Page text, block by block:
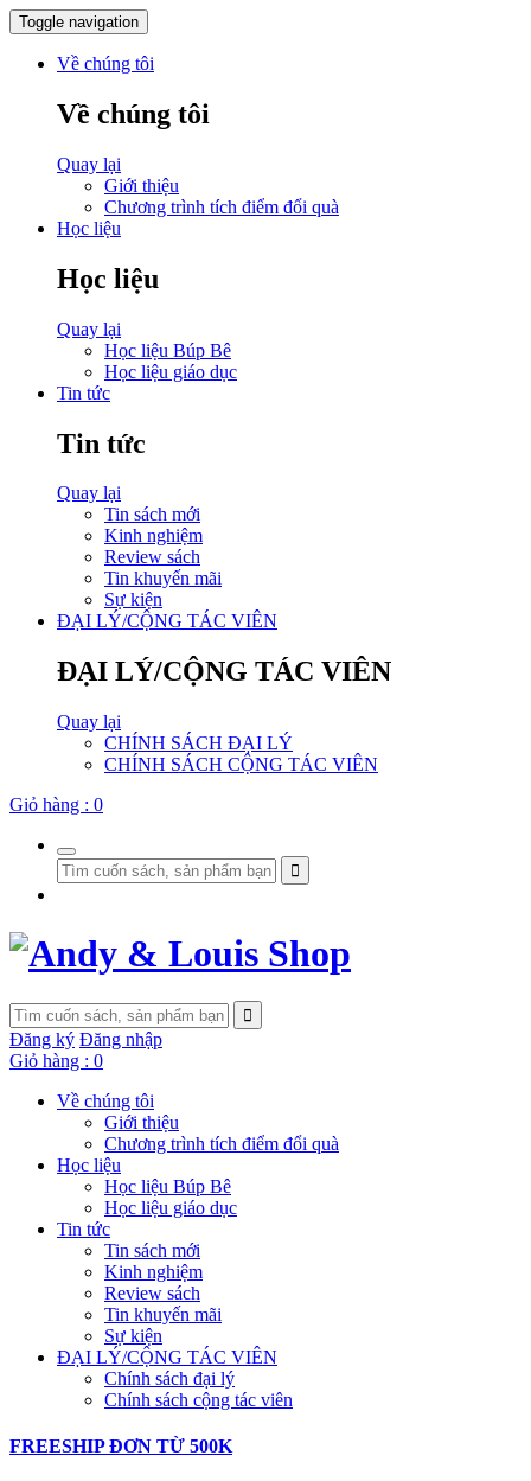
Toggle navigation
Về chúng tôi
Về chúng tôi
Quay lại
Giới thiệu
Chương trình tích điểm đổi quà
Học liệu
Học liệu
Quay lại
Học liệu Búp Bê
Học liệu giáo dục
Tin tức
Tin tức
Quay lại
Tin sách mới
Kinh nghiệm
Review sách
Tin khuyến mãi
Sự kiện
ĐẠI LÝ/CỘNG TÁC VIÊN
ĐẠI LÝ/CỘNG TÁC VIÊN
Quay lại
CHÍNH SÁCH ĐẠI LÝ
CHÍNH SÁCH CỘNG TÁC VIÊN
Giỏ hàng : 0
Đăng ký Đăng nhập
Giỏ hàng : 0
Về chúng tôi
Giới thiệu
Chương trình tích điểm đổi quà
Học liệu
Học liệu Búp Bê
Học liệu giáo dục
Tin tức
Tin sách mới
Kinh nghiệm
Review sách
Tin khuyến mãi
Sự kiện
ĐẠI LÝ/CỘNG TÁC VIÊN
Chính sách đại lý
Chính sách cộng tác viên
FREESHIP ĐƠN TỪ 500K